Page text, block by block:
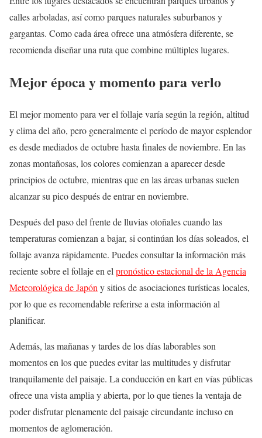
calles arboladas, así como parques naturales suburbanos y
gargantas. Como cada área ofrece una atmósfera diferente, se
recomienda diseñar una ruta que combine múltiples lugares.
Mejor época y momento para verlo
El mejor momento para ver el follaje varía según la región, altitud
y clima del año, pero generalmente el período de mayor esplendor
es desde mediados de octubre hasta finales de noviembre. En las
zonas montañosas, los colores comienzan a aparecer desde
principios de octubre, mientras que en las áreas urbanas suelen
alcanzar su pico después de entrar en noviembre.
Después del paso del frente de lluvias otoñales cuando las
temperaturas comienzan a bajar, si continúan los días soleados, el
follaje avanza rápidamente. Puedes consultar la información más
reciente sobre el follaje en el pronóstico estacional de la Agencia
Meteorológica de Japón y sitios de asociaciones turísticas locales,
por lo que es recomendable referirse a esta información al
planificar.
Además, las mañanas y tardes de los días laborables son
momentos en los que puedes evitar las multitudes y disfrutar
tranquilamente del paisaje. La conducción en kart en vías públicas
ofrece una vista amplia y abierta, por lo que tienes la ventaja de
poder disfrutar plenamente del paisaje circundante incluso en
momentos de aglomeración.